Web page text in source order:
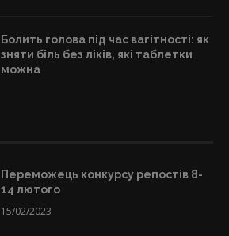
Болить голова під час вагітності: як
зняти біль без ліків, які таблетки
можна
Переможець конкурсу репостів 8-
14 лютого
15/02/2023